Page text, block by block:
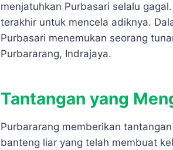
menjatuhkan Purbasari selalu
terakhir untuk mencela adiknya.
Purbasari menemukan seorang
Purbararang, Indrajaya.
Tantangan yang
Purbararang memberikan
banteng liar yang telah membuat